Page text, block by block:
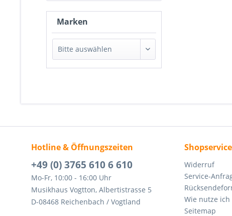
Marken
Hotline & Öffnungszeiten
+49 (0) 3765 610 6 610
Mo-Fr, 10:00 - 16:00 Uhr
Musikhaus Vogtton, Albertistrasse 5
D-08468 Reichenbach / Vogtland
Widerruf
Service-
Wie nutze
Seitemap